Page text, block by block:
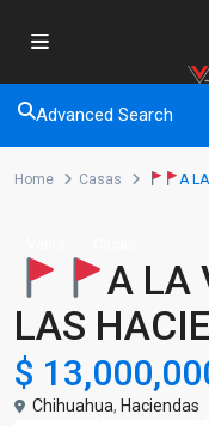
Advanced Search
Home Casas A
A LA
LAS
$
Chihuahua, Haciendas